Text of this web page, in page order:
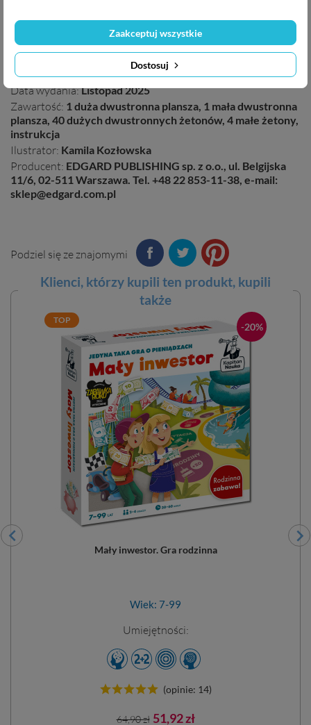
EDUseria. Mnożenie i dzielenie. Ćwiczenia
Kumaci piraci. Gra matematyczna
ISBN:590-49-05917-88-1
Data wydania:Listopad 2025
Zawartość: 1 duża dwustronna plansza, 1 mała dwustronna
plansza, 40 dużych dwustronnych żetonów, 4 małe żetony,
instrukcja
Ilustrator: Kamila Kozłowska
Producent: EDGARD PUBLISHING sp. z o.o., ul. Belgijska
11/6, 02-511 Warszawa. Tel. +48 22 853-11-38, e-mail:
sklep@edgard.com.pl
Podziel się ze znajomymi
Klienci, którzy kupili ten produkt, kupili
także
TOP
-20%
Mały inwestor. Gra rodzinna
Wiek: 7-99
Umiejętności:
(opinie: 14)
Cena
64,90 zł Cena
51,92 zł
Dostosuj
Zaakceptuj wszystkie